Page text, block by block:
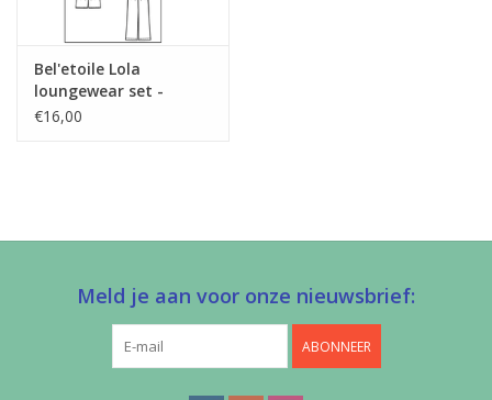
Bel'etoile Lola
loungewear set -
dames & tieners
€16,00
Meld je aan voor onze nieuwsbrief:
ABONNEER